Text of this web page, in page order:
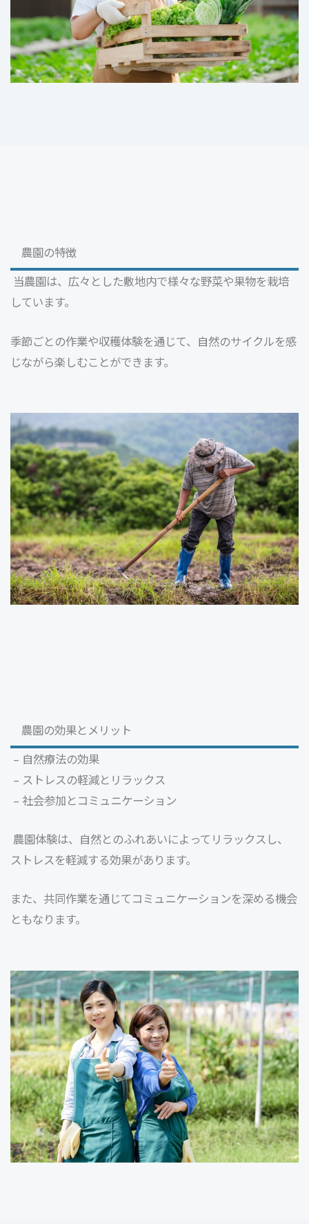
農園の特徴
当農園は、広々とした敷地内で様々な野菜や果物を栽培
しています。
季節ごとの作業や収穫体験を通じて、自然のサイクルを感
じながら楽しむことができます。
農園の効果とメリット
– 自然療法の効果
– ストレスの軽減とリラックス
– 社会参加とコミュニケーション
農園体験は、自然とのふれあいによってリラックスし、
ストレスを軽減する効果があります。
また、共同作業を通じてコミュニケーションを深める機会
ともなります。